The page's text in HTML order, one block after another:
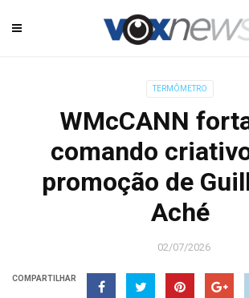
TERMÔMETRO
WMcCANN
comando
promoção de
Aché
02/07/2026
COMPARTILHAR